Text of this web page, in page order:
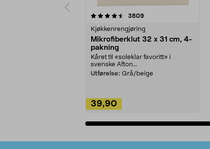
3809anmeldelser
Kjøkkenrengjøring
Mikrofiberklut 32 x 31 cm, 4-
pakning
Kåret til «soleklar favoritt» i
svenske Afton...
Utførelse: Grå/beige
39,90
4.5av 5 stjerner